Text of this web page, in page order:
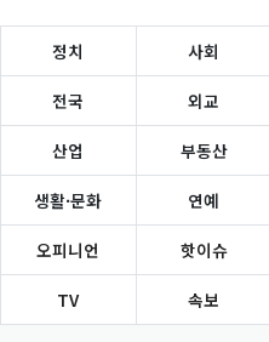
정치 사회
전국 외교
산업 부동산
생활·문화 연예
오피니언 핫이슈
TV 속보